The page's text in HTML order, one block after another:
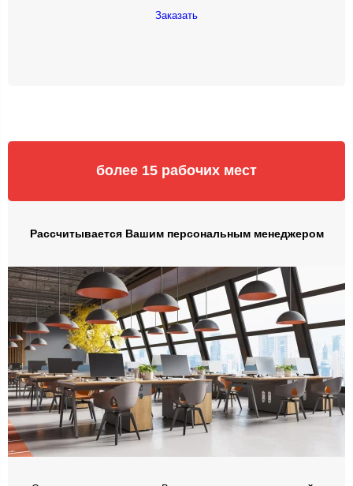
Заказать
более 15 рабочих мест
Рассчитывается Вашим персональным менеджером